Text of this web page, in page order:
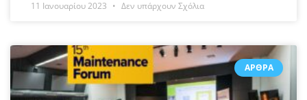
11 Ιανουαρίου 2023 Δεν υπάρχουν Σχόλια
ΆΡΘΡΑ